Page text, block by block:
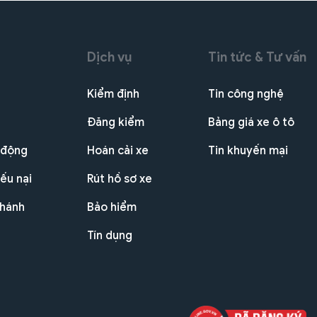
nại
Dịch vụ
Kiểm định
Đăng kiểm
Hoán cải xe
Rút hồ sơ xe
Bảo hiểm
Tín dụng
Tin tức & Tư vấn
Tin công nghệ
Bảng giá xe ô tô
Tin khuyến mại